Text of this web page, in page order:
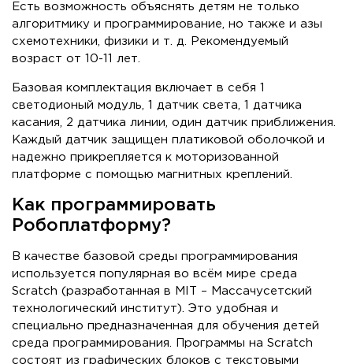
Есть возможность объяснять детям не только
алгоритмику и программирование, но также и азы
схемотехники, физики и т. д. Рекомендуемый
возраст от 10-11 лет.
Базовая комплектация включает в себя 1
светодионый модуль, 1 датчик света, 1 датчика
касания, 2 датчика линии, один датчик приближения.
Каждый датчик защищен платиковой оболочкой и
надежно прикрепляется к моторизованной
платформе с помощью магнитных креплений.
Как программировать
Робоплатформу?
В качестве базовой среды программирования
используется популярная во всём мире среда
Scratch (разработанная в MIT – Массачусетский
технологический институт). Это удобная и
специально предназначенная для обучения детей
среда программирования. Программы на Scratch
состоят из графических блоков с текстовыми